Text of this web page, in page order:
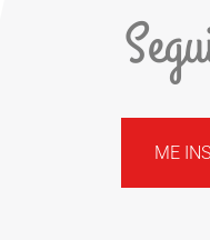
ME